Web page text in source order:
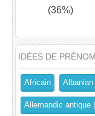
(36%)
IDÉES DE
Africain Albanian
Allemandic antique